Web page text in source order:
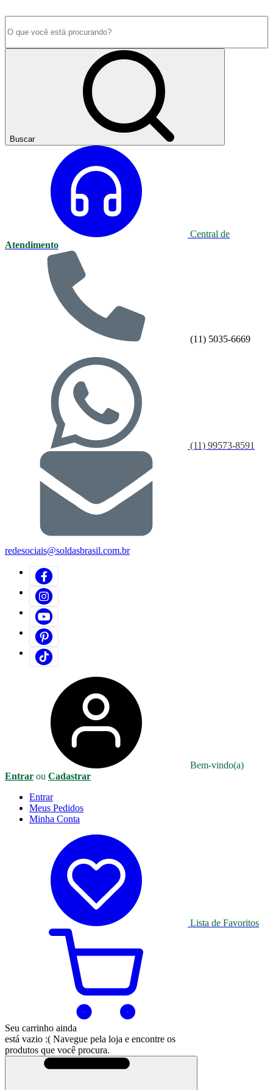
Buscar
Central de
Atendimento
(11) 5035-6669
(11) 99573-8591
redesociais@soldasbrasil.com.br
Bem-vindo(a)
Entrar ou Cadastrar
Entrar
Meus Pedidos
Minha Conta
Lista de Favoritos
Seu carrinho ainda
está vazio :( Navegue pela loja e encontre os
produtos que você procura.